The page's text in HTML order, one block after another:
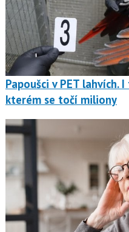
Papoušci v PET lahvích.
kterém se točí miliony